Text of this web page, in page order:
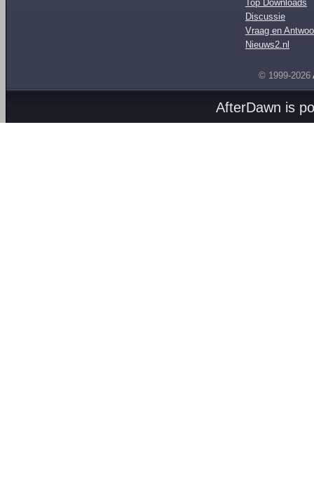
Top Downloads
Discussie
Vraag en
Nieuws2.nl
© 1999-2026
AfterDawn is